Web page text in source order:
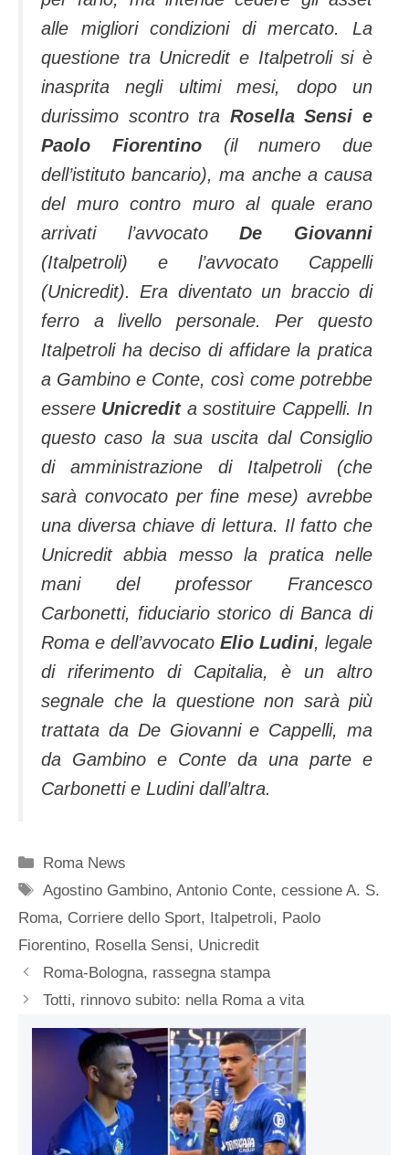
alle migliori condizioni di mercato. La
questione tra Unicredit e Italpetroli si è
inasprita negli ultimi mesi, dopo un
durissimo scontro tra Rosella Sensi e
Paolo Fiorentino (il numero due
dell’istituto bancario), ma anche a causa
del muro contro muro al quale erano
arrivati l’avvocatoDe Giovanni
(Italpetroli) e l’avvocato Cappelli
(Unicredit). Era diventato un braccio di
ferro a livello personale. Per questo
Italpetroli ha deciso di affidare la pratica
a Gambino e Conte, così come potrebbe
essere Unicredita sostituire Cappelli. In
questo caso la sua uscita dal Consiglio
di amministrazione di Italpetroli (che
sarà convocato per fine mese) avrebbe
una diversa chiave di lettura. Il fatto che
Unicredit abbia messo la pratica nelle
mani del professor Francesco
Carbonetti, fiduciario storico di Banca di
Roma e dell’avvocato Elio Ludini, legale
di riferimento di Capitalia, è un altro
segnale che la questione non sarà più
trattata da De Giovanni e Cappelli, ma
da Gambino e Conte da una parte e
Carbonetti e Ludini dall’altra.
Categorie
Roma News
Tag
Agostino Gambino,Antonio Conte,cessione A. S.
Roma, Corriere dello Sport, Italpetroli, Paolo
Fiorentino, Rosella Sensi, Unicredit
Roma-Bologna, rassegna stampa
Totti, rinnovo subito: nella Roma a vita